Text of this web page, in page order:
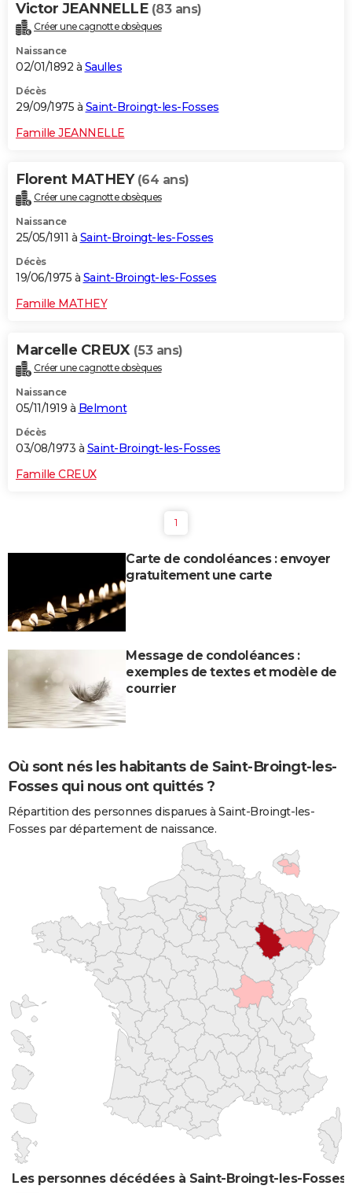
Victor JEANNELLE (83 ans)
Créer une cagnotte obsèques
Naissance
02/01/1892 à Saulles
Décès
29/09/1975 à Saint-Broingt-les-Fosses
Famille JEANNELLE
Florent MATHEY (64 ans)
Créer une cagnotte obsèques
Naissance
25/05/1911 à Saint-Broingt-les-Fosses
Décès
19/06/1975 à Saint-Broingt-les-Fosses
Famille MATHEY
Marcelle CREUX (53 ans)
Créer une cagnotte obsèques
Naissance
05/11/1919 à Belmont
Décès
03/08/1973 à Saint-Broingt-les-Fosses
Famille CREUX
1
Carte de condoléances : envoyer
gratuitement une carte
Message de condoléances :
exemples de textes et modèle de
courrier
Où sont nés les habitants de Saint-Broingt-les-
Fosses qui nous ont quittés ?
Répartition des personnes disparues à Saint-Broingt-les-
Fosses par département de naissance.
Les personnes décédées à Saint-Broingt-les-Fosses